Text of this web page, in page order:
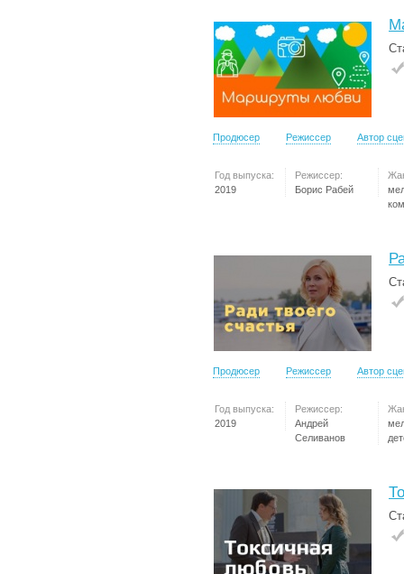
Продюсер Режиссер Автор
Год выпуска:
2019
Режиссер:
Борис Рабей
Продюсер Режиссер Автор
Год выпуска:
2019
Режиссер:
Андрей
Селиванов